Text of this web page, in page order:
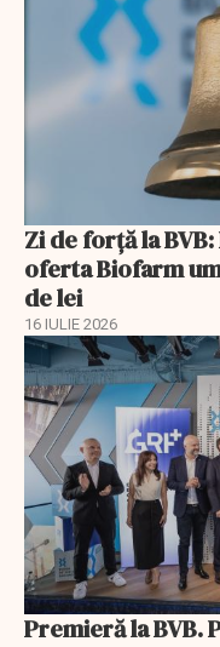
Zi de forță la
oferta Biofarm
de lei
16 IULIE 2026
Premieră la BVB.